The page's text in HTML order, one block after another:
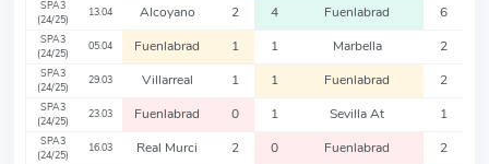
SPA3
(24/25)
13.04 Alcoyano 2 4 Fuenlabrad 6
SPA3
(24/25)
05.04 Fuenlabrad 1 1 Marbella 2
SPA3
(24/25)
29.03 Villarreal 1 1 Fuenlabrad 2
SPA3
(24/25)
23.03 Fuenlabrad 0 1 Sevilla At 1
SPA3
(24/25)
16.03 Real Murci 2 0 Fuenlabrad 2